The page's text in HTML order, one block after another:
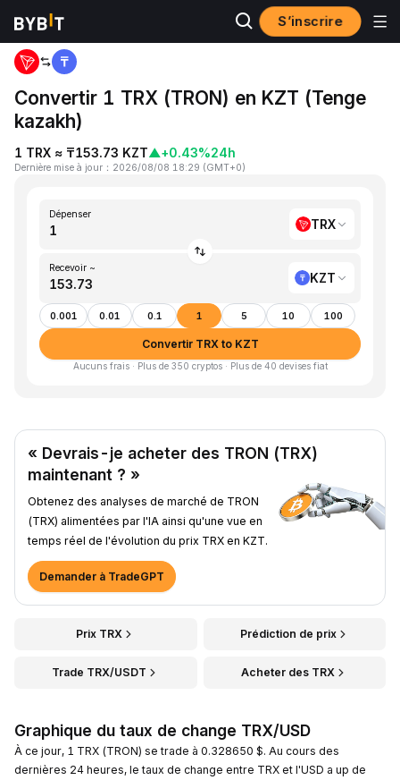
S’inscrire
Accueil
Convertir 1 TRX (TRON) en KZT (Tenge
kazakh)
1 TRX ≈ ₸153.73 KZT▲+0.43%24h
Dernière mise à jour ： 2026/08/08 18:29 (GMT+0)
Dépenser
TRX
Recevoir ~
KZT
0.001 0.01 0.1 1 5 10 100
Convertir TRX to KZT
Aucuns frais · Plus de 350 cryptos · Plus de 40 devises fiat
« Devrais-je acheter des TRON (TRX)
maintenant ? »
Obtenez des analyses de marché de TRON
(TRX) alimentées par l'IA ainsi qu'une vue en
temps réel de l'évolution du prix TRX en KZT.
Demander à TradeGPT
Prix TRX Prédiction de prix
Trade TRX/USDT Acheter des TRX
Graphique du taux de change TRX/USD
À ce jour, 1 TRX (TRON) se trade à 0.328650 $. Au cours des
dernières 24 heures, le taux de change entre TRX et l'USD a up de